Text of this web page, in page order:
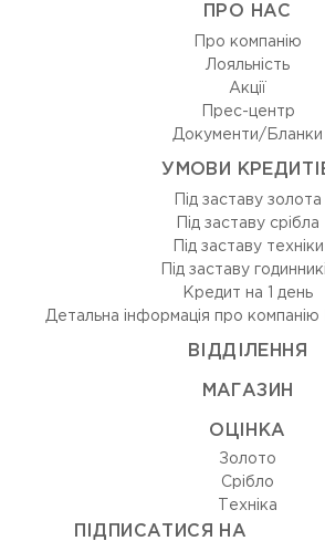
ПРО НАС
Про компанію
Лояльність
Акції
Прес-центр
Документи/Бланки
УМОВИ
Під заставу золота
Під заставу срібла
Під заставу техніки
Під заставу
Кредит на 1 день
Детальна інформація про
ВIДДIЛЕННЯ
МАГАЗИН
ОЦIНКА
Золото
Срiбло
Технiка
ПІДПИСАТИСЯ НА